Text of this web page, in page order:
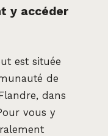
y accéder
est située
de
dans
vous y